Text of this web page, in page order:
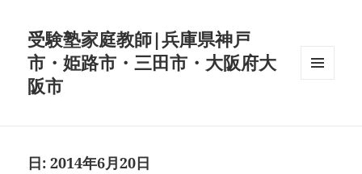
受験塾家庭教師|兵庫県神戸
市・姫路市・三田市・大阪府大
阪市
日:2014年6月20日